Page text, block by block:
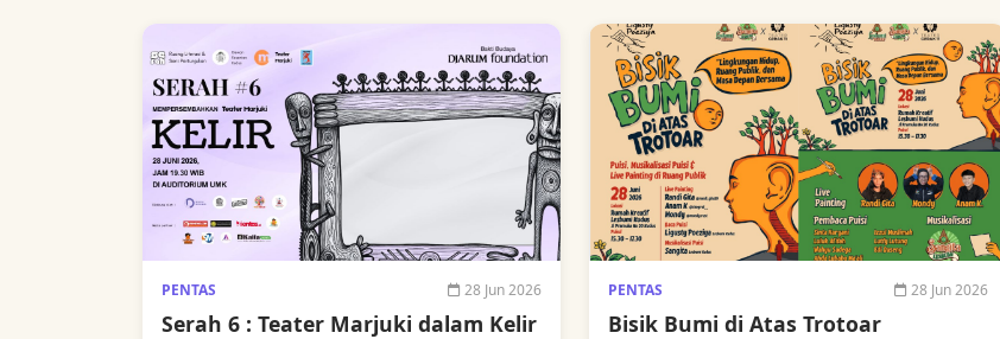
PENTAS 28 Jun 2026
Serah 6 : Teater Marjuki dalam Kelir
PENTAS 28 Jun 2026
Bisik Bumi di Atas Trotoar